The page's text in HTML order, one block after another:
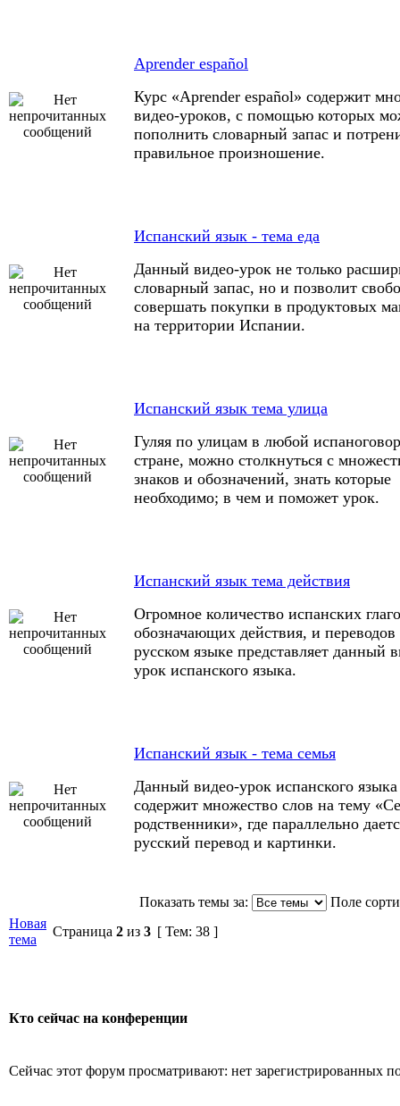
Aprender español
Курс «Aprender español» содержит
видео-уроков, с помощью которых
пополнить словарный запас и
правильное произношение.
Испанский язык - тема еда
Данный видео-урок не только
словарный запас, но и позволит
совершать покупки в продуктовых
на территории Испании.
Испанский язык тема улица
Гуляя по улицам в любой
стране, можно столкнуться с
знаков и обозначений, знать которые
необходимо; в чем и поможет урок.
Испанский язык тема действия
Огромное количество испанских
обозначающих действия, и
русском языке представляет данный
урок испанского языка.
Испанский язык - тема семья
Данный видео-урок испанского языка
содержит множество слов на тему
родственники», где параллельно
русский перевод и картинки.
Показать темы за:
Поле
Новая
тема
Страница 2 из 3 [ Тем: 38 ]
Кто сейчас на конференции
Сейчас этот форум просматривают: нет зарегистрированных